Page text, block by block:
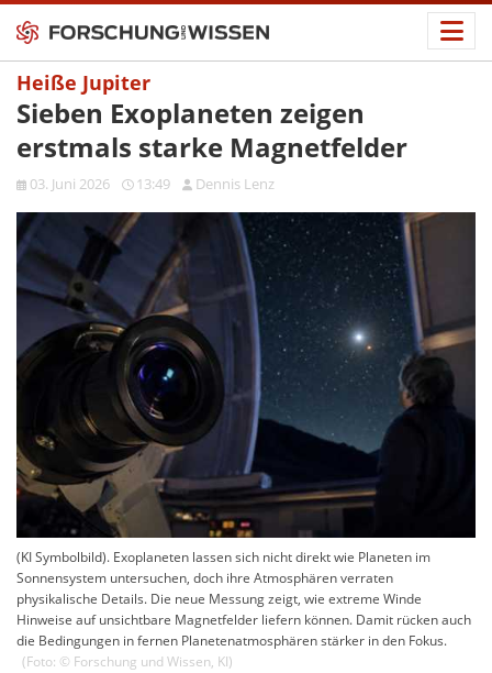
Heiße Jupiter
Sieben Exoplaneten zeigen
erstmals starke Magnetfelder
03. Juni 2026 13:49 Dennis Lenz
(KI Symbolbild). Exoplaneten lassen sich nicht direkt wie Planeten im
Sonnensystem untersuchen, doch ihre Atmosphären verraten
physikalische Details. Die neue Messung zeigt, wie extreme Winde
Hinweise auf unsichtbare Magnetfelder liefern können. Damit rücken auch
die Bedingungen in fernen Planetenatmosphären stärker in den Fokus.
(Foto: © Forschung und Wissen, KI)